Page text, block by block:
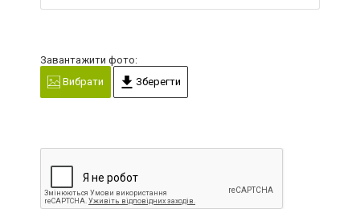
Завантажити фото:
Вибрати
Зберегти